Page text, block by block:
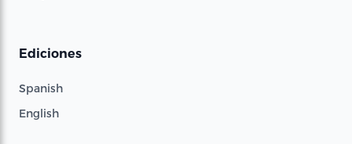
Ediciones
Spanish
English